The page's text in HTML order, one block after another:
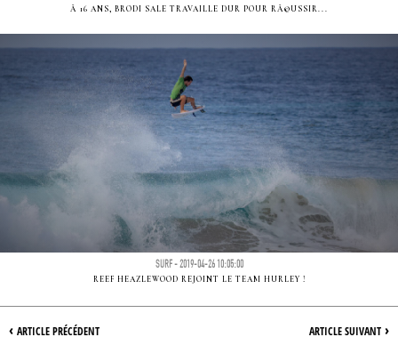
Ã 16 ANS, BRODI SALE TRAVAILLE DUR POUR RÃ©USSIR...
SURF - 2019-04-26 10:05:00
REEF HEAZLEWOOD REJOINT LE TEAM HURLEY !
ARTICLE SUIVANT ›
‹ ARTICLE PRÉCÉDENT